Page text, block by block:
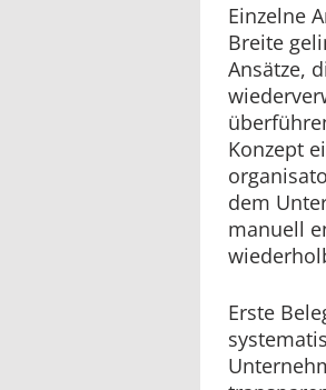
Einzelne
Breite
Ansätze,
Konzept
dem
manuell
Erste